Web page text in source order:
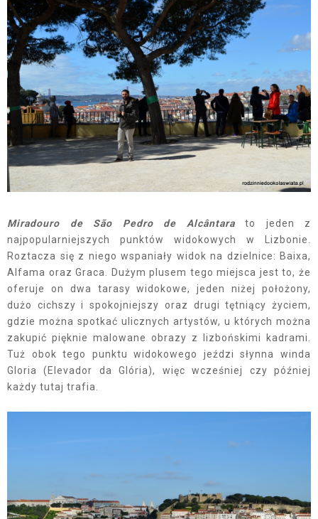
Miradouro de São Pedro de Alcântarato jeden z
najpopularniejszych punktów widokowych w Lizbonie.
Roztacza się z niego wspaniały widok na dzielnice: Baixa,
Alfama oraz Graca. Dużym plusem tego miejsca jest to, że
oferuje on dwa tarasy widokowe, jeden niżej położony,
dużo cichszy i spokojniejszy oraz drugi tętniący życiem,
gdzie można spotkać ulicznych artystów, u których można
zakupić pięknie malowane obrazy z lizbońskimi kadrami.
Tuż obok tego punktu widokowego jeździ słynna winda
Gloria (Elevador da Glória), więc wcześniej czy później
każdy tutaj trafia.